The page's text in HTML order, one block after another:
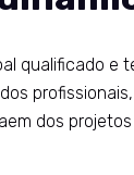
qualificado
dos